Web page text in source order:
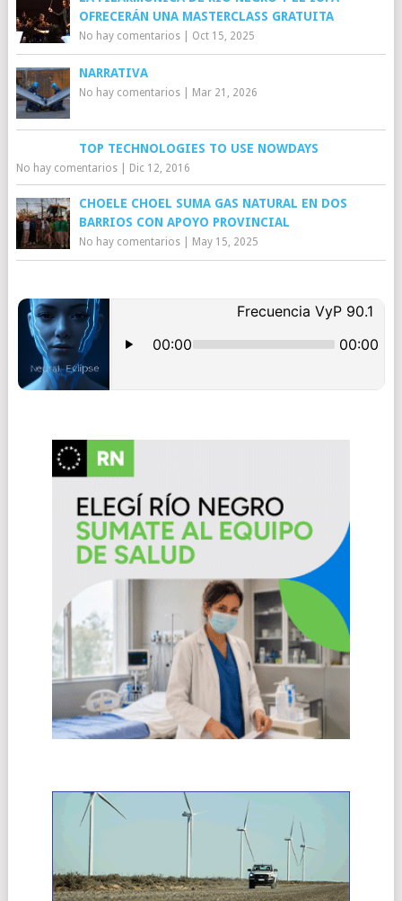
OFRECERÁN UNA MASTERCLASS GRATUITA
No hay comentarios| Oct 15, 2025
NARRATIVA
No hay comentarios| Mar 21, 2026
TOP TECHNOLOGIES TO USE NOWDAYS
No hay comentarios| Dic 12, 2016
CHOELE CHOEL SUMA GAS NATURAL EN DOS
BARRIOS CON APOYO PROVINCIAL
No hay comentarios| May 15, 2025